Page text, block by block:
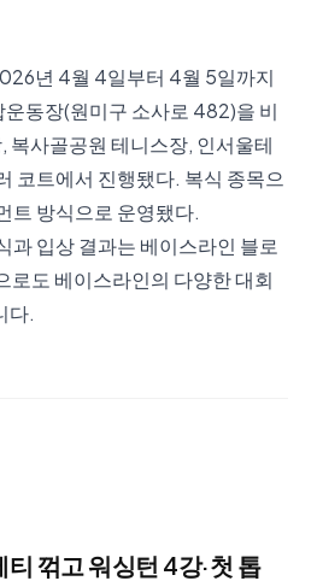
년 4월 4일부터 4월 5일까지
동장(원미구 소사로 482)을 비
복사골공원 테니스장, 인서울테
코트에서 진행됐다. 복식 종목으
트 방식으로 운영됐다.
과 입상 결과는 베이스라인 블로
로도 베이스라인의 다양한 대회
다.
꺾고 워싱턴 4강·첫 톱